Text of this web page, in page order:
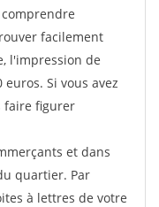
facilement
l'impression de
Si vous avez
faire figurer
et dans
quartier. Par
à lettres de votre